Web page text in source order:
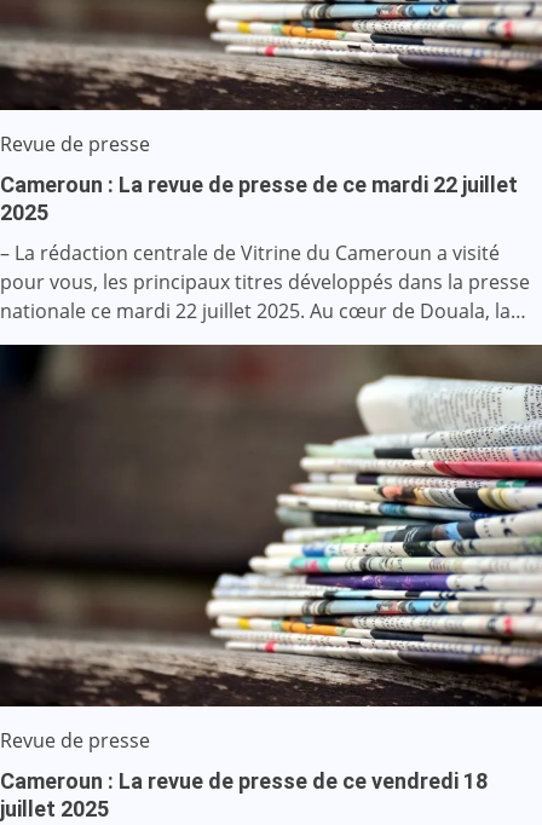
Revue de presse
Cameroun : La revue de presse de ce mardi 22 juillet
2025
– La rédaction centrale de Vitrine du Cameroun a visité
pour vous, les principaux titres développés dans la presse
nationale ce mardi 22 juillet 2025. Au cœur de Douala, la…
Revue de presse
Cameroun : La revue de presse de ce vendredi 18
juillet 2025